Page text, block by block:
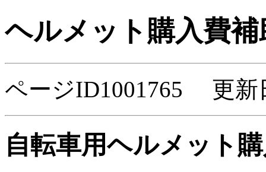
ヘルメット購入費補
ページID1001765 更新
自転車用ヘルメット